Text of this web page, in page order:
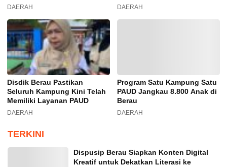
DAERAH DAERAH
Disdik Berau Pastikan
Seluruh Kampung Kini Telah
Memiliki Layanan PAUD
DAERAH
Program Satu Kampung Satu
PAUD Jangkau 8.800 Anak di
Berau
DAERAH
TERKINI
Dispusip Berau Siapkan Konten Digital
Kreatif untuk Dekatkan Literasi ke